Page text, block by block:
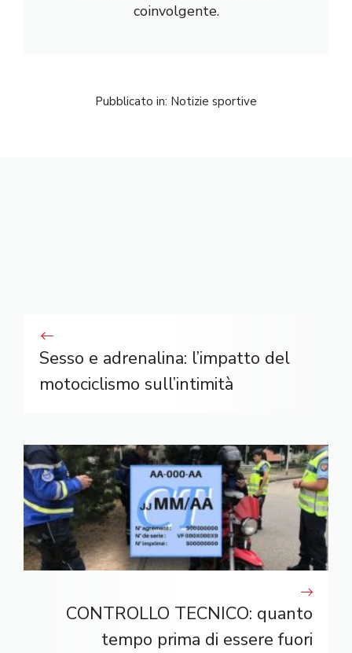
coinvolgente.
Pubblicato in: Notizie sportive
Sesso e adrenalina: l’impatto del
motociclismo sull’intimità
CONTROLLO TECNICO: quanto
tempo prima di essere fuori